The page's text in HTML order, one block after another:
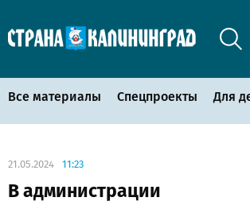
Все материалы Спецпроекты Для
21.05.2024 11:23
В администрации